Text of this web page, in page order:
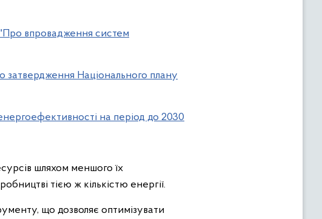
впровадження систем
затвердження Національного плану
на період до 2030
шляхом меншого їх
тією ж кількістю енергії.
що дозволяє оптимізувати